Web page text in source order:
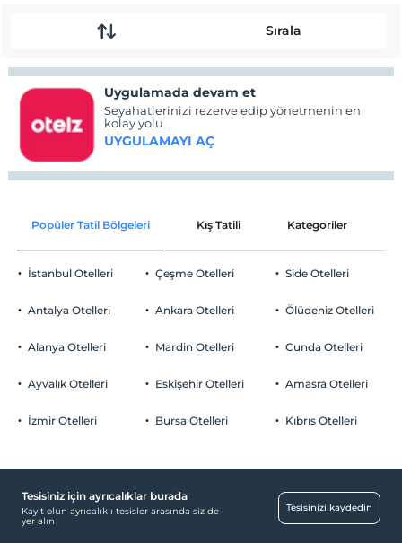
Sırala
Uygulamada devam et
Seyahatlerinizi rezerve edip yönetmenin en
kolay yolu
UYGULAMAYI AÇ
Popüler Tatil Bölgeleri Kış Tatili Kategoriler
İstanbul Otelleri
Antalya Otelleri
Alanya Otelleri
Ayvalık Otelleri
İzmir Otelleri
Çeşme Otelleri
Ankara Otelleri
Mardin Otelleri
Eskişehir Otelleri
Bursa Otelleri
Side Otelleri
Ölüdeniz Otelleri
Cunda Otelleri
Amasra Otelleri
Kıbrıs Otelleri
Tesisiniz için ayrıcalıklar burada
Kayıt olun ayrıcalıklı tesisler arasında siz de
yer alın
Tesisinizi kaydedin